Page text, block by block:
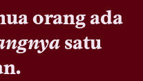
orang ada
satu